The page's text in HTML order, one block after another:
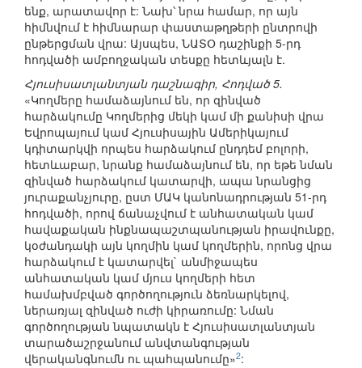
ենք, արատավոր է: Նախ՝ նրա համար, որ այն
հիմնվում է հիմնարար փաստաթղթերի ընտրովի
ընթերցման վրա: Այսպես, ՆԱՏՕ դաշինքի 5-րդ
հոդվածի ամբողջական տեսքը հետևյալն է.
Հյուսիսատլանտյան դաշնագիր, Հոդված 5.
«Կողմերը համաձայնում են, որ զինված
հարձակումը Կողմերից մեկի կամ մի քանիսի վրա
Եվրոպայում կամ Հյուսիսային Ամերիկայում
կդիտարկվի որպես հարձակում ընդդեմ բոլորի,
հետևաբար, նրանք համաձայնում են, որ եթե նման
զինված հարձակում կատարվի, ապա նրանցից
յուրաքանչյուրը, ըստ ՄԱԿ կանոնադրության 51-րդ
հոդվածի, որով ճանաչվում է անհատական կամ
հավաքական ինքնապաշտպանության իրավունքը,
կօժանդակի այն կողմին կամ կողմերին, որոնց վրա
հարձակում է կատարվել` անմիջապես
անհատական կամ մյուս կողմերի հետ
համախմբված գործողություն ձեռնարկելով,
ներառյալ զինված ուժի կիրառումը: Նման
գործողության նպատակն է Հյուսիսատլանտյան
տարածաշրջանում անվտանգության
վերականգնումն ու պահպանումը»2: